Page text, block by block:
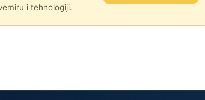
i tehnologiji.